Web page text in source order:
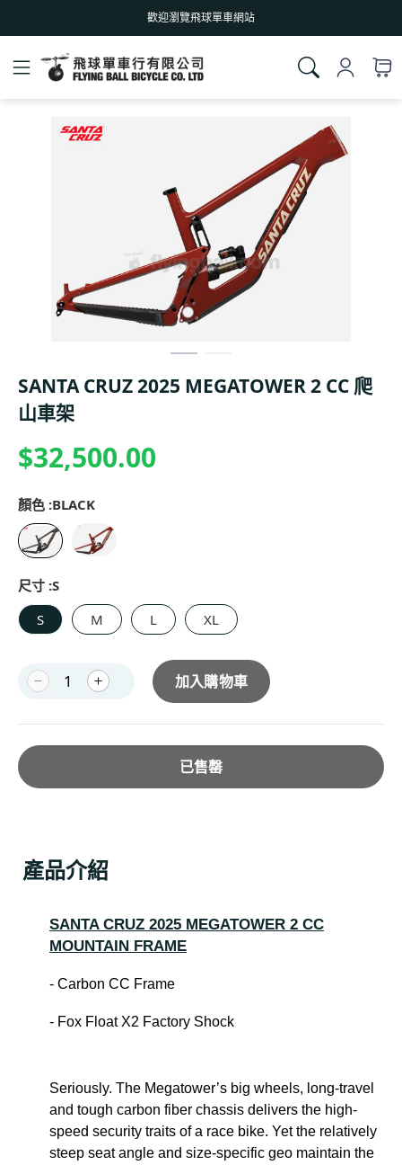
歡迎瀏覽飛球單車網站
SANTA CRUZ 2025 MEGATOWER 2 CC 爬
山車架
$32,500.00
顏色 :BLACK
尺寸 :S
S
M L XL
加入購物車
已售罄
產品介紹
SANTA CRUZ 2025 MEGATOWER 2 CC
MOUNTAIN FRAME
- Carbon CC Frame
- Fox Float X2 Factory Shock
Seriously. The Megatower’s big wheels, long-travel
and tough carbon fiber chassis delivers the high-
speed security traits of a race bike. Yet the relatively
steep seat angle and size-specific geo maintain the